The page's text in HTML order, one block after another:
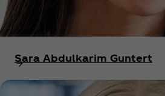
Sara Abdulkarim Guntert